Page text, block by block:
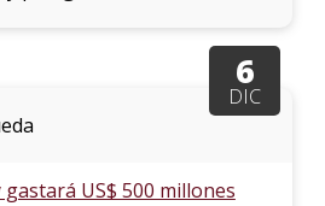
6
DIC
US$ 500 millones